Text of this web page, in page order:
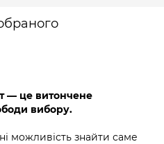
— це витончене
вибору.
можливість знайти саме